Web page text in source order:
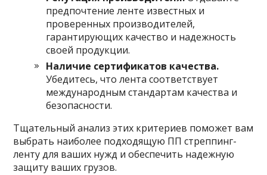
предпочтение ленте известных и
проверенных производителей,
гарантирующих качество и надежность
своей продукции.
Наличие сертификатов качества.
Убедитесь, что лента соответствует
международным стандартам качества и
безопасности.
Тщательный анализ этих критериев поможет вам
выбрать наиболее подходящую ПП стреппинг-
ленту для ваших нужд и обеспечить надежную
защиту ваших грузов.